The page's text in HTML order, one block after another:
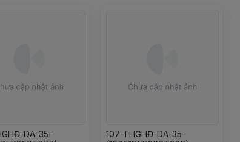
DA-35-
107-THGHĐ-DA-35-